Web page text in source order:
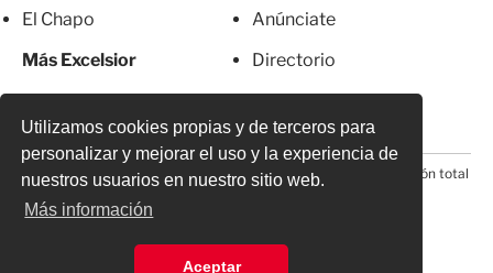
Utilizamos cookies propias y de terceros para
personalizar y mejorar el uso y la experiencia de
nuestros usuarios en nuestro sitio web.
Más información
Aceptar
El Chapo
Más Excelsior
Anúnciate
Directorio
© 2026 Todos los derechos reservados. Prohibida la reproducción total
o parcial, incluyendo cualquier medio electrónico*